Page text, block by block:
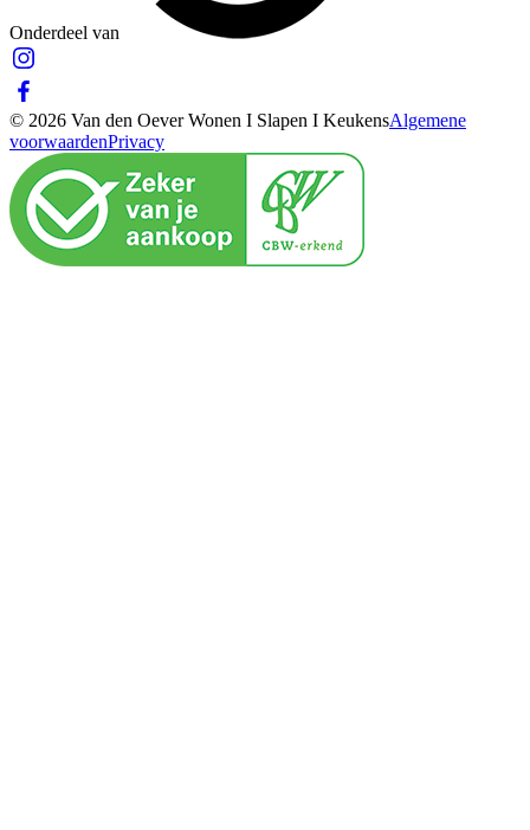
Onderdeel van
© 2026 Van den Oever Wonen I Slapen I KeukensAlgemene
voorwaardenPrivacy